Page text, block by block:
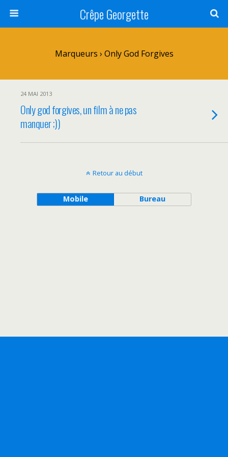
Crêpe Georgette
Marqueurs › Only God Forgives
24 MAI 2013
Only god forgives, un film à ne pas
manquer ;))
Retour au début
Mobile Bureau